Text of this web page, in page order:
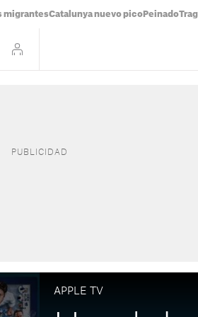
migrantesCatalunya nuevo pico Peinado
APPLE TV